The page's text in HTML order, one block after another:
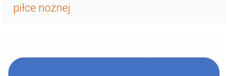
piłce nożnej